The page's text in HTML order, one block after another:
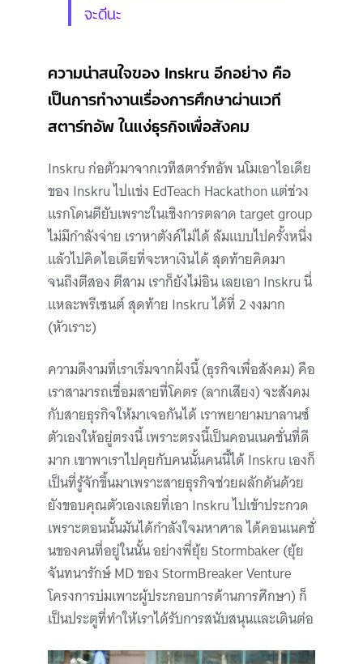
จะดีนะ
ความน่าสนใจของ Inskru อีกอย่าง คือ
เป็นการทำงานเรื่องการศึกษาผ่านเวที
สตาร์ทอัพ ในแง่ธุรกิจเพื่อสังคม
Inskru ก่อตัวมาจากเวทีสตาร์ทอัพ นโมเอาไอเดีย
ของ Inskru ไปแข่ง EdTeach Hackathon แต่ช่วง
แรกโดนตียับเพราะในเชิงการตลาด target group
ไม่มีกำลังจ่าย เราหาตังค์ไม่ได้ ล้มแบบไปครั้งหนึ่ง
แล้วไปคิดไอเดียที่จะหาเงินได้ สุดท้ายคิดมา
จนถึงตีสอง ตีสาม เราก็ยังไม่อิน เลยเอา Inskru นี่
แหละพรีเซนต์ สุดท้าย Inskru ได้ที่ 2 งงมาก
(หัวเราะ)
ความดีงามที่เราเริ่มจากฝั่งนี้ (ธุรกิจเพื่อสังคม) คือ
เราสามารถเชื่อมสายที่โคตร (ลากเสียง) จะสังคม
กับสายธุรกิจให้มาเจอกันได้ เราพยายามบาลานซ์
ตัวเองให้อยู่ตรงนี้ เพราะตรงนี้เป็นคอนเนคชั่นที่ดี
มาก เขาพาเราไปคุยกับคนนั้นคนนี้ได้ Inskru เองก็
เป็นที่รู้จักขึ้นมาเพราะสายธุรกิจช่วยผลักดันด้วย
ยังขอบคุณตัวเองเลยที่เอา Inskru ไปเข้าประกวด
เพราะตอนนั้นมันได้กำลังใจมหาศาล ได้คอนเนคชั่
นของคนที่อยู่ในนั้น อย่างพี่ยุ้ย Stormbaker (ยุ้ย
จันทนารักษ์ MD ของ StormBreaker Venture
โครงการบ่มเพาะผู้ประกอบการด้านการศึกษา) ก็
เป็นประตูที่ทำให้เราได้รับการสนับสนุนและเดินต่อ